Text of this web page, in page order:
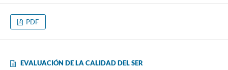
PDF
EVALUACIÓN DE LA CALIDAD DEL SER